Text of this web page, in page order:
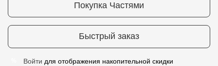
Покупка Частями
Быстрый заказ
Войти для отображения накопительной скидки